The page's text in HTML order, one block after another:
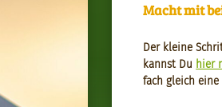
Macht mit
Der kleine
kannst Du hier
fach gle­ich